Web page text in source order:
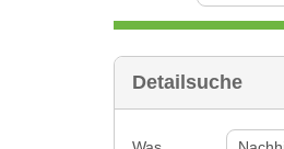
Detailsuche